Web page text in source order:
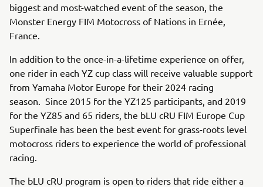
biggest and most-watched event of the season, the
Monster Energy FIM Motocross of Nations in Ernée,
France.
In addition to the once-in-a-lifetime experience on offer,
one rider in each YZ cup class will receive valuable support
from Yamaha Motor Europe for their 2024 racing
season. Since 2015 for the YZ125 participants, and 2019
for the YZ85 and 65 riders, the bLU cRU FIM Europe Cup
Superfinale has been the best event for grass-roots level
motocross riders to experience the world of professional
racing.
The bLU cRU program is open to riders that ride either a